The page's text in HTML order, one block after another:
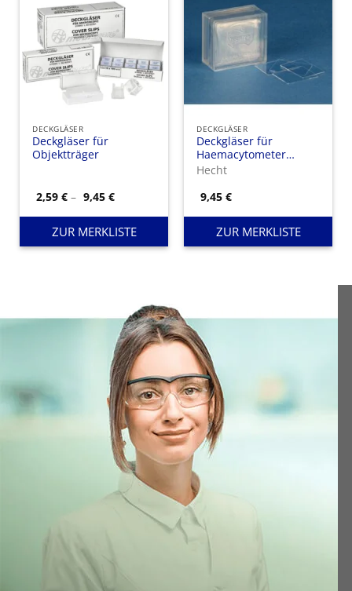
DECKGLÄSER
Deckgläser für
Objektträger
2,59€ – 9,45€Preisspanne:
2,59 €
bis
9,45 €
ZUR MERKLISTE
DECKGLÄSER
Deckgläser für
Haemacytometer
(Blutuntersuchung)
Hecht
9,45€
ZUR MERKLISTE